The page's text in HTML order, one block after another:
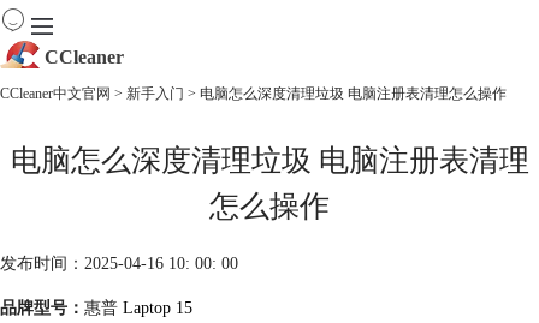
CCleaner
产品
CCleaner中文官网 > 新手入门 > 电脑怎么深度清理垃圾 电脑注册表清理怎么操作
电脑怎么深度清理垃圾 电脑注册表清理
怎么操作
发布时间：2025-04-16 10: 00: 00
品牌型号： 惠普 Laptop 15